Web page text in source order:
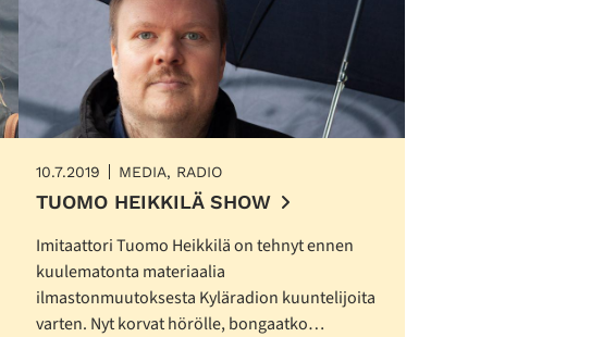
10.7.2019 MEDIA, RADIO
TUOMO HEIKKILÄ SHOW
Imitaattori Tuomo Heikkilä on tehnyt ennen
kuulematonta materiaalia
ilmastonmuutoksesta Kyläradion kuuntelijoita
varten. Nyt korvat hörölle, bongaatko…